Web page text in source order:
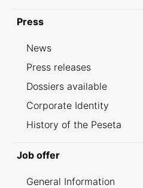
Press
News
Press releases
Dossiers available
Corporate Identity
History of the Peseta
Job offer
General Information